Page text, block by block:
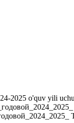
2025 o'quv yili